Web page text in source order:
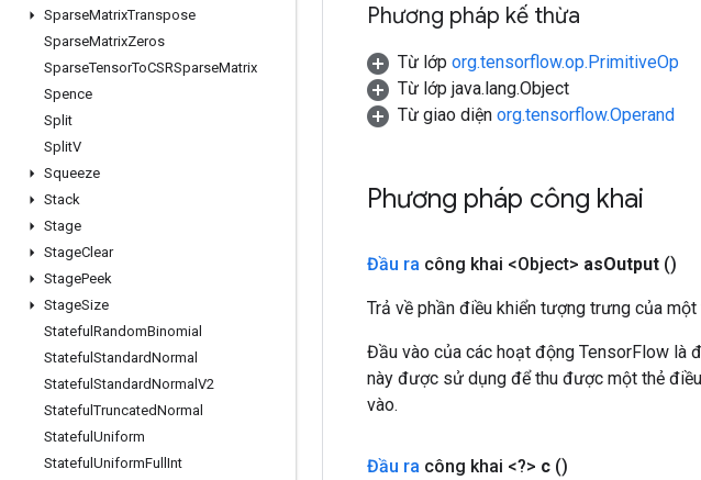
SparseMatrixTranspose
SparseMatrixZeros
SparseTensorToCSRSparseMatrix
Spence
Split
SplitV
Squeeze
Stack
Stage
StageClear
StagePeek
StageSize
Stateful RandomBinomial
Stateful StandardNormal
Stateful StandardNormal V2
StatefulTruncatedNormal
Stateful Uniform
Stateful UniformFull Int
Phương pháp kế thừa
Từ lớp org.tensorflow.op.PrimitiveOp
Từ lớp java.lang.Object
Từ giao diện org.tensorflow.Operand
Phương pháp công khai
Đầu ra công khai <Object> asOutput ()
Trả về phần điều khiển tượng trưng của một
Đầu vào của các hoạt động TensorFlow là
này được sử dụng để thu được một thẻ
vào.
Đầu ra công khai <?> c ()